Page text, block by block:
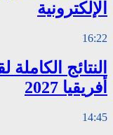
الإلكترونية
16:22
النتائج
أفريقيا 2027
14:45